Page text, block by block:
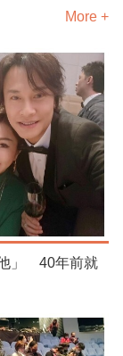
More +
」 40年前就